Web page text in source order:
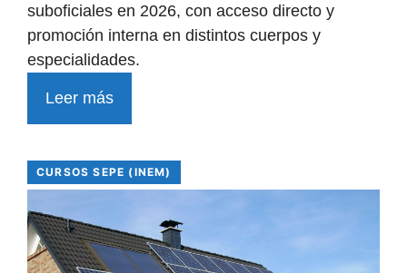
suboficiales en 2026, con acceso directo y
promoción interna en distintos cuerpos y
especialidades.
Leer más
CURSOS SEPE (INEM)